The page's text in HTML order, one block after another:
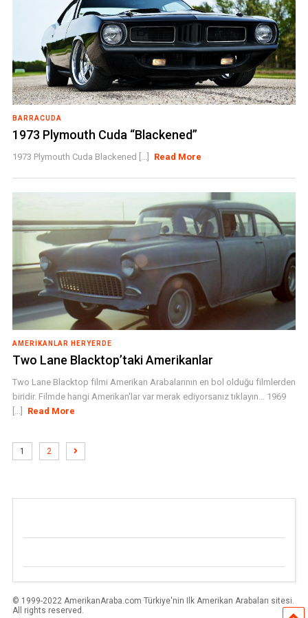
BARRACUDA
1973 Plymouth Cuda “Blackened”
1973 Plymouth Cuda Blackened [...] Read More
AMERIKANLAR HERYERDE
Two Lane Blacktop’taki Amerikanlar
Two Lane Blacktop filmi Amerikan Arabalarının en bol olduğu filmlerden
biridir. Filmde hangi Amerikan'lar var merak ediyorsanız tıklayın... 1969
[...]
Read More
1 2
© 1999-2022 AmerikanAraba.com Türkiye'nin Ilk Amerikan Arabaları sitesi.
All rights reserved.